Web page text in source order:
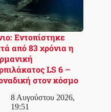
Εντοπίστηκε
από 83 χρόνια η
LS 6 –
στον κόσμο
8 Αυγούστου 2026,
19:51